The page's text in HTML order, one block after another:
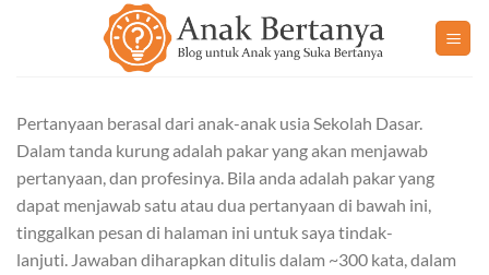
Pertanyaan berasal dari anak-anak usia Sekolah Dasar.
Dalam tanda kurung adalah pakar yang akan menjawab
pertanyaan, dan profesinya. Bila anda adalah pakar yang
dapat menjawab satu atau dua pertanyaan di bawah ini,
tinggalkan pesan di halaman ini untuk saya tindak-
lanjuti. Jawaban diharapkan ditulis dalam ~300 kata, dalam